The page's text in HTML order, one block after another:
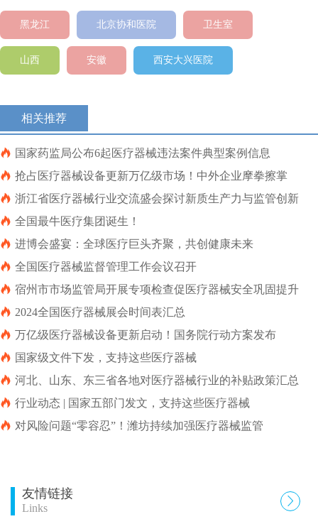
黑龙江 北京协和医院 卫生室
山西 安徽 西安大兴医院
相关推荐
 国家药监局公布6起医疗器械违法案件典型案例信息
 抢占医疗器械设备更新万亿级市场！中外企业摩拳擦掌
 浙江省医疗器械行业交流盛会探讨新质生产力与监管创新
 全国最牛医疗集团诞生！
 进博会盛宴：全球医疗巨头齐聚，共创健康未来
 全国医疗器械监督管理工作会议召开
 宿州市市场监管局开展专项检查促医疗器械安全巩固提升
 2024全国医疗器械展会时间表汇总
 万亿级医疗器械设备更新启动！国务院行动方案发布
 国家级文件下发，支持这些医疗器械
 河北、山东、东三省各地对医疗器械行业的补贴政策汇总
 行业动态 | 国家五部门发文，支持这些医疗器械
 对风险问题“零容忍”！潍坊持续加强医疗器械监管
友情链接
Links
